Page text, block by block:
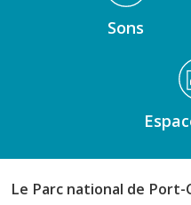
Sons
Le Parc national de Port-